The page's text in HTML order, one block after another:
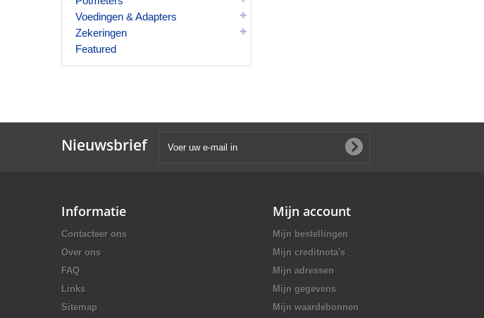
Voedingen & Adapters
Zekeringen
Featured
Nieuwsbrief
Informatie
Contacteer ons
Over ons
FAQ
Links
Sitemap
Mijn account
Mijn bestellingen
Mijn creditnota's
Mijn adressen
Mijn gegevens
Mijn waardebonnen